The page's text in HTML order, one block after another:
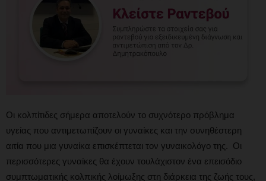
Οι κολπίτιδες σήμερα αποτελούν το συχνότερο πρόβλημα
υγείας που αντιμετωπίζουν οι γυναίκες και την συνηθέστερη
αιτία που μια γυναίκα επισκέπτεται τον γυναικολόγο της. Οι
περισσότερες γυναίκες θα έχουν τουλάχιστον ένα επεισόδιο
συμπτωματικής κολπικής λοίμωξης στη διάρκεια της ζωής τους,